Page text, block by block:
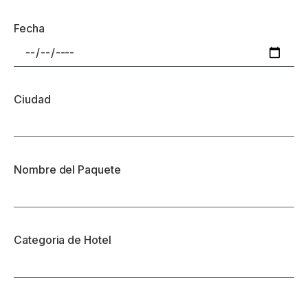
Fecha
Ciudad
Nombre del Paquete
Categoria de Hotel